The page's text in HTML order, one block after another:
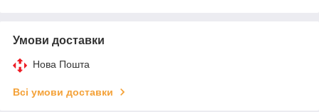
Умови доставки
Нова Пошта
Всі умови доставки